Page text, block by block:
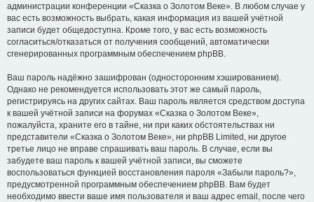
администрации конференции «Сказка о Золотом Веке». В любом случае у
вас есть возможность выбрать, какая информация из вашей учётной
записи будет общедоступна. Кроме того, у вас есть возможность
согласиться/отказаться от получения сообщений, автоматически
сгенерированных программным обеспечением phpBB.
Ваш пароль надёжно зашифрован (односторонним хэшированием).
Однако не рекомендуется использовать этот же самый пароль,
регистрируясь на других сайтах. Ваш пароль является средством доступа
к вашей учётной записи на форумах «Сказка о Золотом Веке»,
пожалуйста, храните его в тайне, ни при каких обстоятельствах ни
представители «Сказка о Золотом Веке», ни phpBB Limited, ни другое
третье лицо не вправе спрашивать ваш пароль. В случае, если вы
забудете ваш пароль к вашей учётной записи, вы сможете
воспользоваться функцией восстановления пароля «Забыли пароль?»,
предусмотренной программным обеспечением phpBB. Вам будет
необходимо ввести ваше имя пользователя и ваш адрес email, после чего